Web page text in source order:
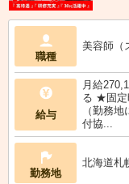
職種
美容師（
給与
月給
る ★固定
（勤務
付協...
勤務地
北海道札